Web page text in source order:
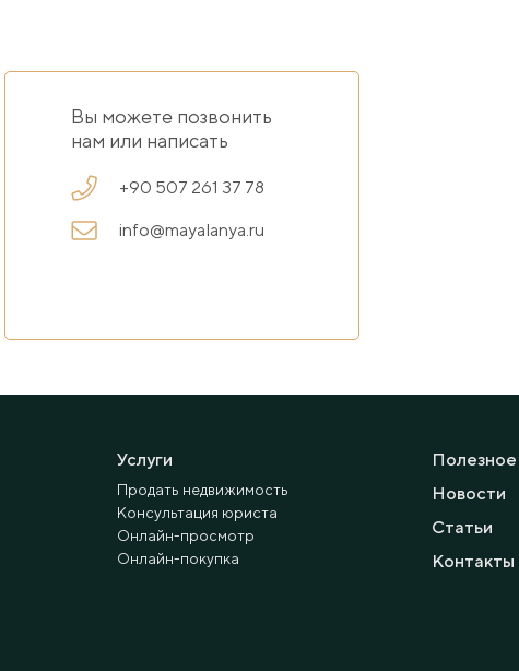
Вы можете позвонить
нам или написать
+90 507 261 37 78
info@mayalanya.ru
Услуги
Продать недвижимость
Консультация юриста
Онлайн-просмотр
Онлайн-покупка
Полезное
Новости
Статьи
Контакты